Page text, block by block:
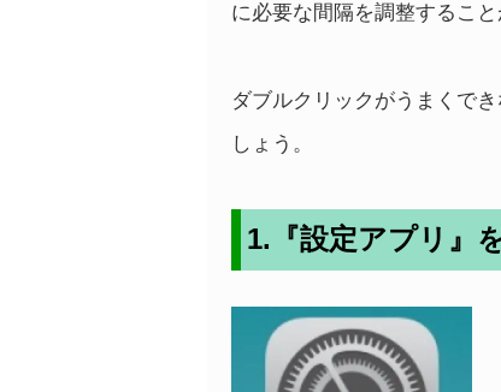
に必要な間隔を調整すること
ダブルクリックがうまくで
しょう。
1.『設定アプリ』